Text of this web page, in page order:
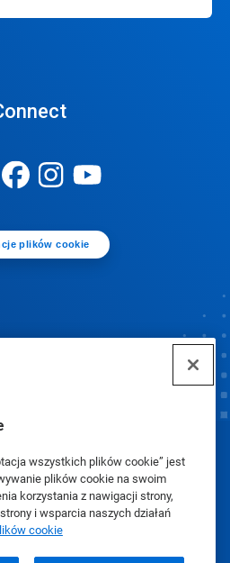
wszystkich plików cookie” jest
plików cookie na swoim
korzystania z nawigacji strony,
i wsparcia naszych działań
cookie
plików cookie
Inc. 2025
|Polityka prywatności
użytkowania